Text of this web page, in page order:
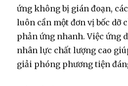
ứng không bị gián đoạn,
luôn cần một đơn vị bốc dỡ
phản ứng nhanh. Việc ứng
nhân lực chất lượng cao
giải phóng phương tiện